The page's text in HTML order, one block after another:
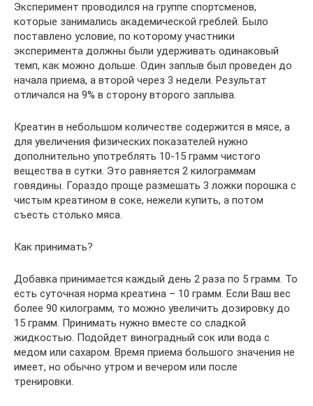
Эксперимент проводился на группе спортсменов,
которые занимались академической греблей. Было
поставлено условие, по которому участники
эксперимента должны были удерживать одинаковый
темп, как можно дольше. Один заплыв был проведен до
начала приема, а второй через 3 недели. Результат
отличался на 9% в сторону второго заплыва.
Креатин в небольшом количестве содержится в мясе, а
для увеличения физических показателей нужно
дополнительно употреблять 10-15 грамм чистого
вещества в сутки. Это равняется 2 килограммам
говядины. Гораздо проще размешать 3 ложки порошка с
чистым креатином в соке, нежели купить, а потом
съесть столько мяса.
Как принимать?
Добавка принимается каждый день 2 раза по 5 грамм. То
есть суточная норма креатина – 10 грамм. Если Ваш вес
более 90 килограмм, то можно увеличить дозировку до
15 грамм. Принимать нужно вместе со сладкой
жидкостью. Подойдет виноградный сок или вода с
медом или сахаром. Время приема большого значения не
имеет, но обычно утром и вечером или после
тренировки.